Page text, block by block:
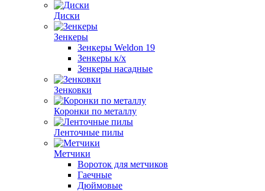
Диски
Зенкеры
Зенкеры Weldon 19
Зенкеры к/х
Зенкеры насадные
Зенковки
Коронки по металлу
Ленточные пилы
Метчики
Вороток для метчиков
Гаечные
Дюймовые